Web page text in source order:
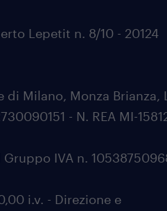
Lepetit n. 8/10 - 20124
di Milano, Monza Brianza,
- N. REA MI-
Gruppo IVA n.
i.v. - Direzione e